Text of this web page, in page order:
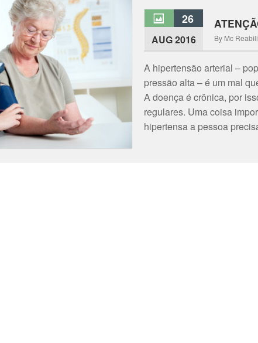
26
AUG 2016 By Mc
A hipertensão arterial –
pressão alta – é um mal
A doença é crônica, por
regulares. Uma coisa
hipertensa a pessoa